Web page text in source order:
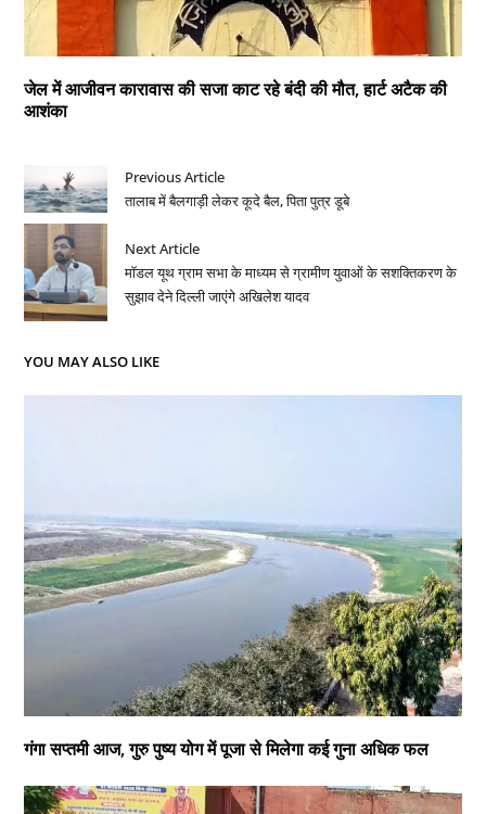
जेल में आजीवन कारावास की सजा काट रहे बंदी की मौत, हार्ट अटैक की
आशंका
Previous Article
तालाब में बैलगाड़ी लेकर कूदे बैल, पिता पुत्र डूबे
Next Article
मॉडल यूथ ग्राम सभा के माध्यम से ग्रामीण युवाओं के सशक्तिकरण के
सुझाव देने दिल्ली जाएंगे अखिलेश यादव
YOU MAY ALSO LIKE
गंगा सप्तमी आज, गुरु पुष्य योग में पूजा से मिलेगा कई गुना अधिक फल